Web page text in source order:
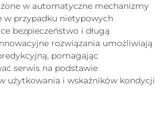
w automatyczne mechanizmy
w przypadku nietypowych
bezpieczeństwo i długą
rozwiązania umożliwiają
pomagając
serwis na podstawie
użytkowania i wskaźników kondycji